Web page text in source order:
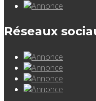
Réseaux